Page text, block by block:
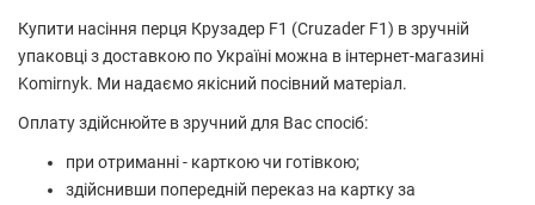
Купити насіння перця Крузадер F1 (Cruzader F1) в зручній
упаковці з доставкою по Україні можна в інтернет-магазині
Komirnyk. Ми надаємо якісний посівний матеріал.
Оплату здійснюйте в зручний для Вас спосіб:
при отриманні - карткою чи готівкою;
здійснивши попередній переказ на картку за